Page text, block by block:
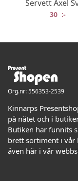
Servett Axel
30 :-
Org.nr: 556353-2539
Kinnarps
på nätet och i
Butiken har funnits
brett sortiment i vår
även här i vår